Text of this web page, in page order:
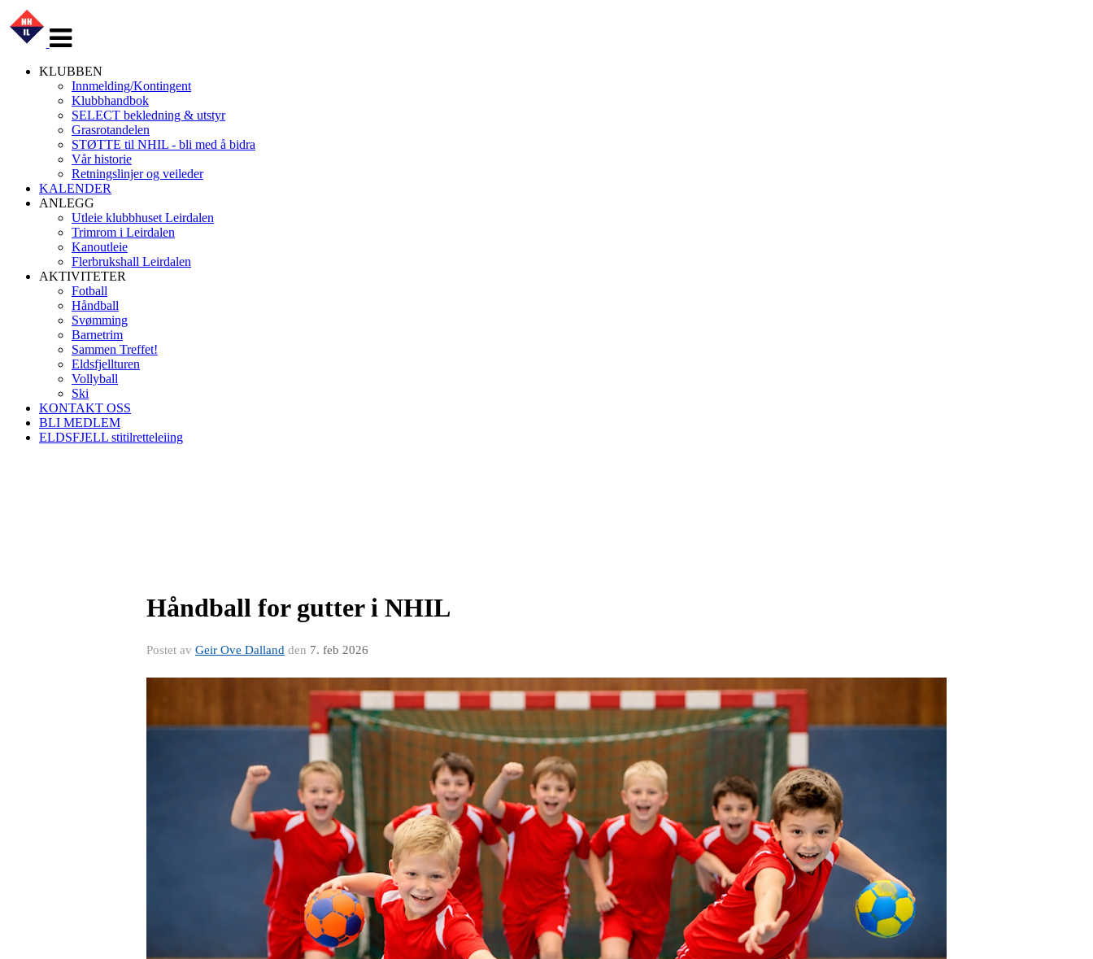
navigasjon
KLUBBEN
Innmelding/Kontingent
Klubbhandbok
SELECT bekledning & utstyr
Grasrotandelen
STØTTE til NHIL - bli med å bidra
Vår historie
Retningslinjer og veileder
KALENDER
ANLEGG
Utleie klubbhuset Leirdalen
Trimrom i Leirdalen
Kanoutleie
Flerbrukshall Leirdalen
AKTIVITETER
Fotball
Håndball
Svømming
Barnetrim
Sammen Treffet!
Eldsfjellturen
Vollyball
Ski
KONTAKT OSS
BLI MEDLEM
ELDSFJELL stitilretteleiing
Håndball for gutter i NHIL
Postet av Geir Ove Dalland den 7. feb 2026